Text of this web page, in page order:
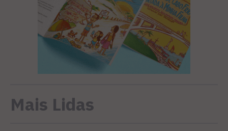
Mais Lidas